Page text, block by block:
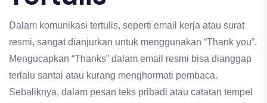
Dalam komunikasi tertulis, seperti email kerja atau surat
resmi, sangat dianjurkan untuk menggunakan “Thank you”.
Mengucapkan “Thanks” dalam email resmi bisa dianggap
terlalu santai atau kurang menghormati pembaca.
Sebaliknya, dalam pesan teks pribadi atau catatan tempel